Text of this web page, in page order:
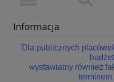
Informacja
Dla publicznych
wystawiamy również
terminem